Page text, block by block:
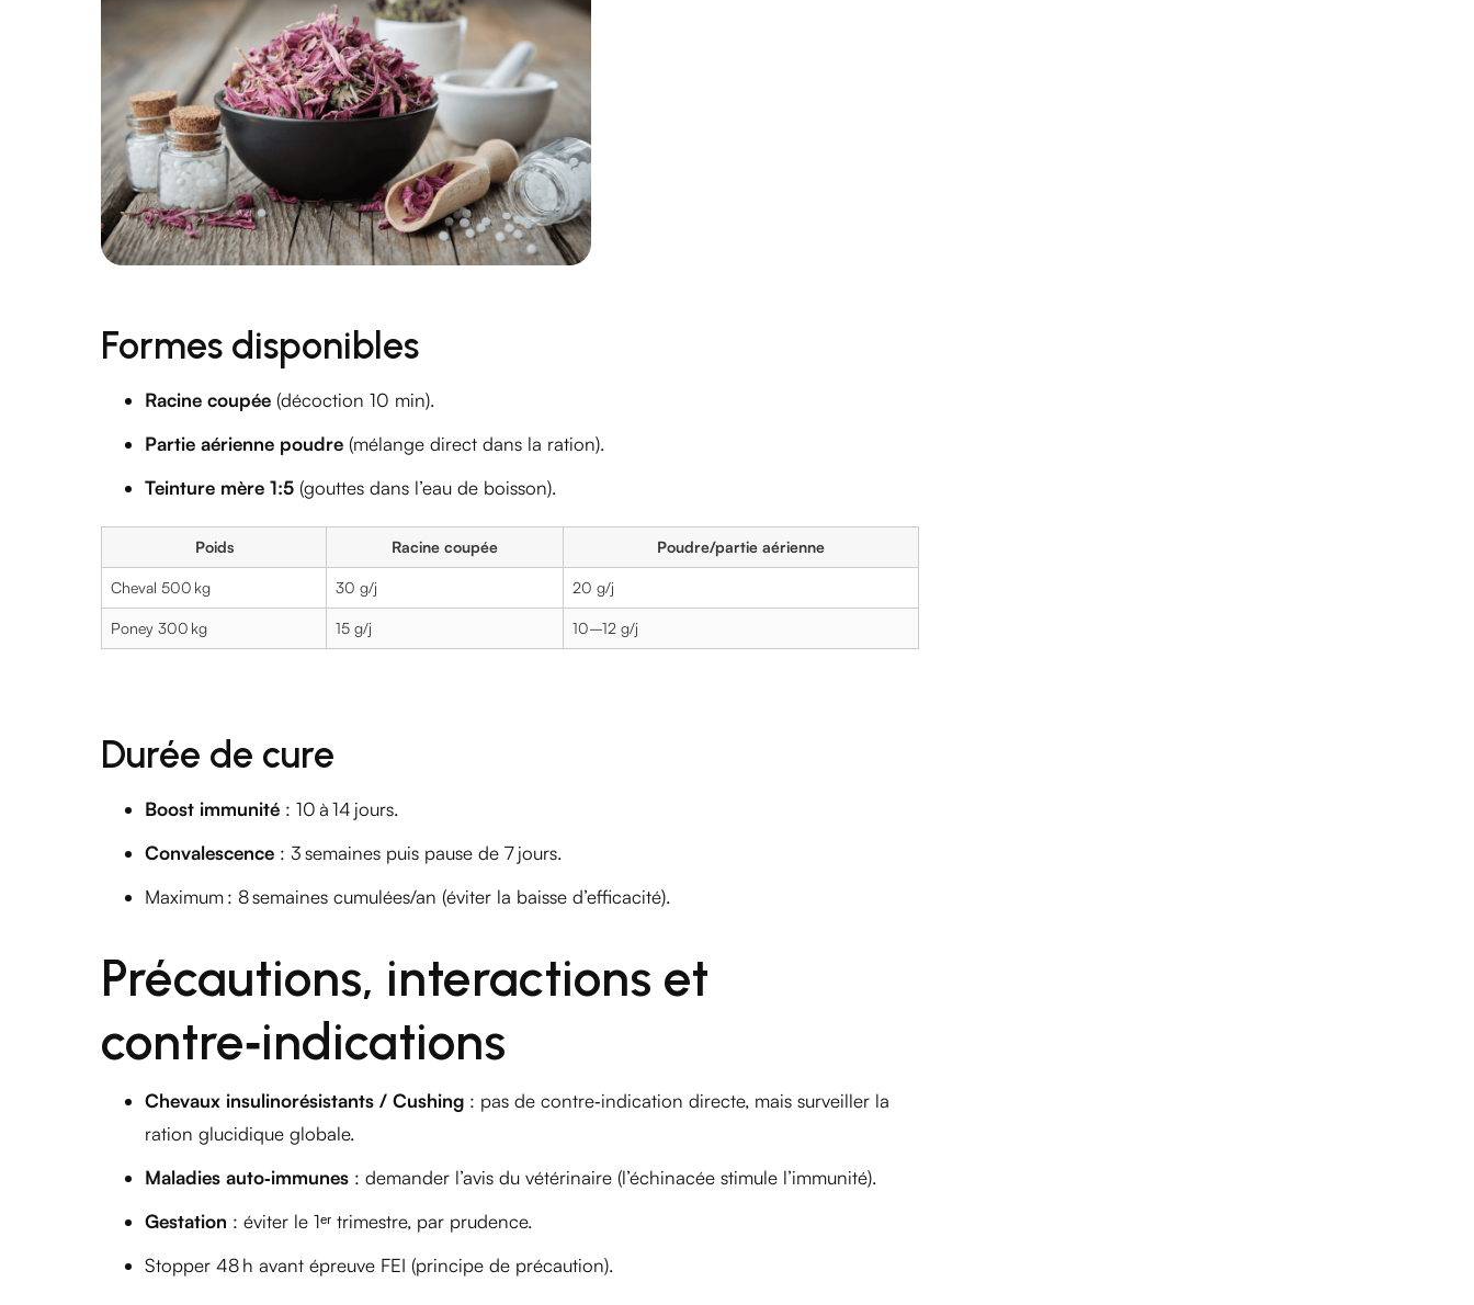
Formes disponibles
Racine coupée (décoction 10 min).
Partie aérienne poudre (mélange direct dans la ration).
Teinture mère 1:5 (gouttes dans l’eau de boisson).
Poids Racine coupée Poudre/partie aérienne
Cheval 500 kg 30 g/j 20 g/j
Poney 300 kg 15 g/j 10–12 g/j
Durée de cure
Boost immunité : 10 à 14 jours.
Convalescence : 3 semaines puis pause de 7 jours.
Maximum : 8 semaines cumulées/an (éviter la baisse d’efficacité).
Précautions, interactions et
contre‑indications
Chevaux insulinorésistants / Cushing : pas de contre‑indication directe, mais surveiller la
ration glucidique globale.
Maladies auto‑immunes : demander l’avis du vétérinaire (l’échinacée stimule l’immunité).
Gestation : éviter le 1ᵉʳ trimestre, par prudence.
Stopper 48 h avant épreuve FEI (principe de précaution).